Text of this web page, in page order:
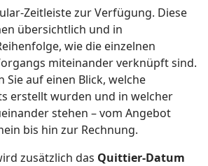
zur Verfügung. Diese
übersichtlich und in
wie die einzelnen
miteinander verknüpft sind.
Sie auf einen Blick, welche
erstellt wurden und in welcher
stehen – vom Angebot
bis hin zur Rechnung.
zusätzlich das Quittier‑Datum